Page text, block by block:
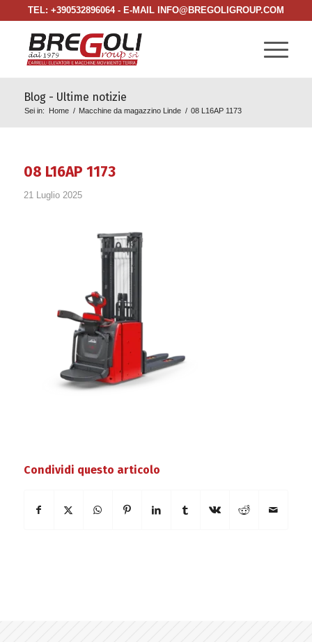
TEL: +390532896064 - E-MAIL INFO@BREGOLIGROUP.COM
Blog - Ultime notizie
Sei in: Home / Macchine da magazzino Linde / 08 L16AP 1173
08 L16AP 1173
21 Luglio 2025
Condividi questo articolo